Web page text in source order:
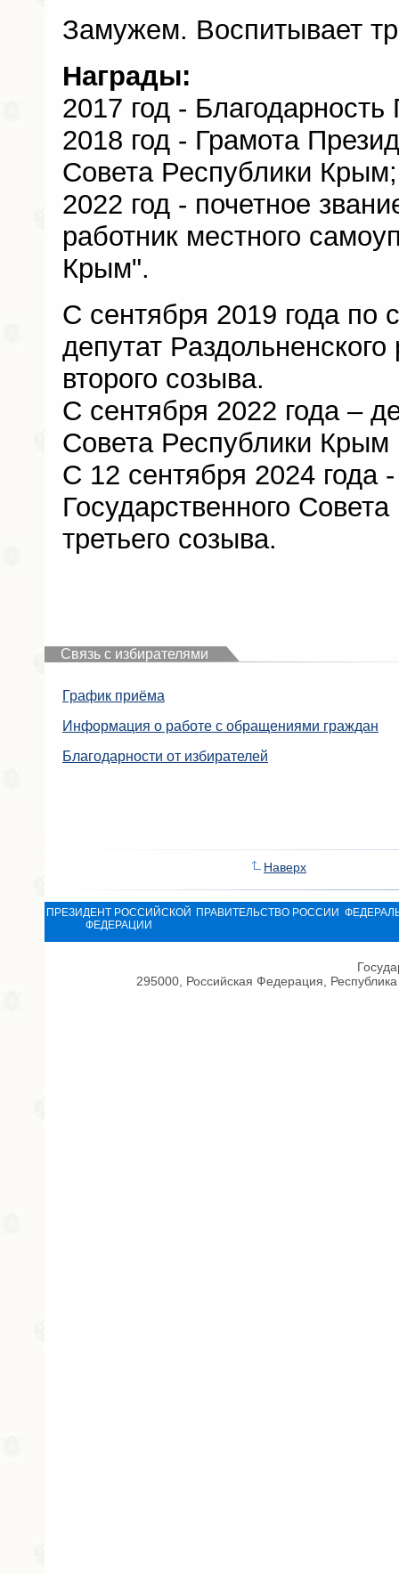
Замужем. Воспитывает
Награды:
2017 год -
2018 год - Грамота
Совета Республики Крым;
2022 год - почетное
работник местного
Крым".
С сентября 2019 года по
депутат Раздольненского
второго созыва.
С сентября 2022 года –
Совета Республики Крым
С 12 сентября 2024 года
Государственного
третьего созыва.
Связь с избирателями
График приёма
Информация о работе с обращениями граждан
Благодарности от избирателей
Наверх
ПРЕЗИДЕНТ РОССИЙСКОЙ
ФЕДЕРАЦИИ
ПРАВИТЕЛЬСТВО РОССИИ
295000, Российская Федерация,